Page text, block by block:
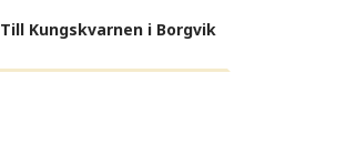
Till Kungskvarnen i Borgvik